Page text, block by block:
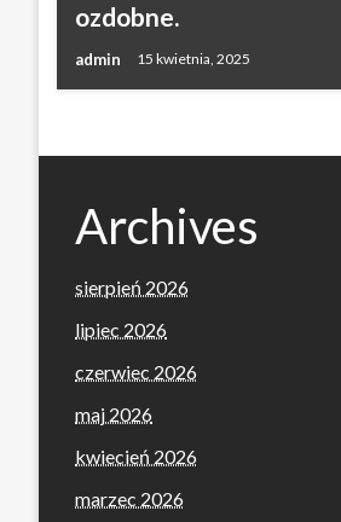
ozdobne.
admin 15 kwietnia, 2025
Archives
sierpień 2026
lipiec 2026
czerwiec 2026
maj 2026
kwiecień 2026
marzec 2026